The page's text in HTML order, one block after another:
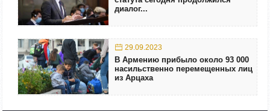
диалог...
29.09.2023
В Армению прибыло около 93 000
насильственно перемещенных лиц
из Арцаха